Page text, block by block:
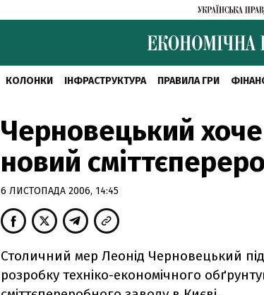
КОЛОНКИ ІНФРАСТРУКТУРА ПРАВИЛА ГРИ
Черновецький
новий
6 ЛИСТОПАДА 2006, 14:45
Столичний мер Леонід Черновецький
розробку техніко-економічного